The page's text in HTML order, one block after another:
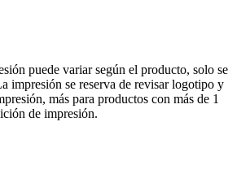
puede variar según el producto, solo se
impresión se reserva de revisar logotipo y
más para productos con más de 1
de impresión.